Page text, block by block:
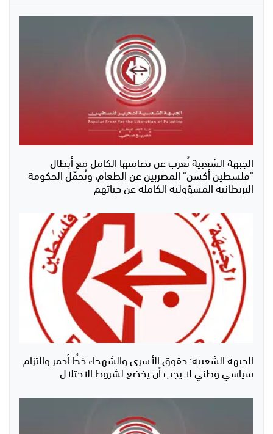
الجبهة الشعبية تُعرب عن تضامنها الكامل مع أبطال
"فلسطين أكشن" المضربين عن الطعام، وتُحمّل الحكومة
البريطانية المسؤولية الكاملة عن حياتهم
الجبهة الشعبية: حقوق الأسرى والشهداء خطٌ أحمر والتزام
سياسي وطني لا يجب أن يخضع لشروط الاحتلال